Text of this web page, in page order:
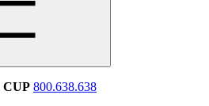
CUP 800.638.638